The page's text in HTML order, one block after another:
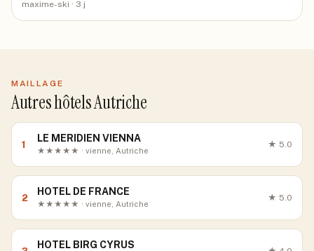
maxime-ski · 3 j
MAILLAGE
Autres hôtels Autriche
1
LE MERIDIEN VIENNA
★★★★★ · vienne, Autriche
★ 5.0
2
HOTEL DE FRANCE
★★★★★ · vienne, Autriche
★ 5.0
HOTEL BIRG CYRUS